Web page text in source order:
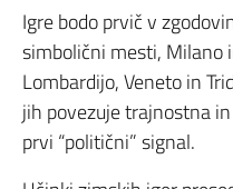
Igre bodo prvič v
simbolični mesti, Milano
Lombardijo, Veneto in
jih povezuje trajnostna
prvi “politični” signal.